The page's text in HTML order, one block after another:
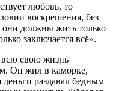
любовь, то
воскрешения, без
должны жить только
заключается всё».
свою жизнь
Он жил в каморке,
раздавал бедным